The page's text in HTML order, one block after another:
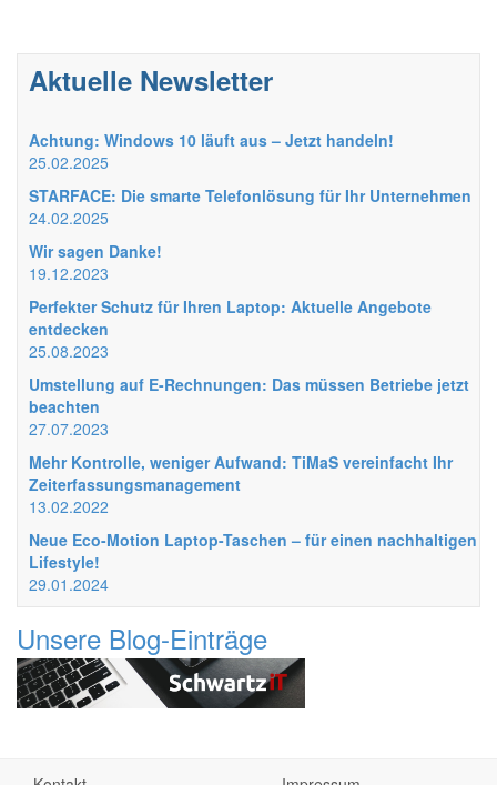
Aktuelle Newsletter
Achtung: Windows 10 läuft aus – Jetzt handeln!
25.02.2025
STARFACE: Die smarte Telefonlösung für Ihr Unternehmen
24.02.2025
Wir sagen Danke!
19.12.2023
Perfekter Schutz für Ihren Laptop: Aktuelle Angebote
entdecken
25.08.2023
Umstellung auf E-Rechnungen: Das müssen Betriebe jetzt
beachten
27.07.2023
Mehr Kontrolle, weniger Aufwand: TiMaS vereinfacht Ihr
Zeiterfassungsmanagement
13.02.2022
Neue Eco-Motion Laptop-Taschen – für einen nachhaltigen
Lifestyle!
29.01.2024
Unsere Blog-Einträge